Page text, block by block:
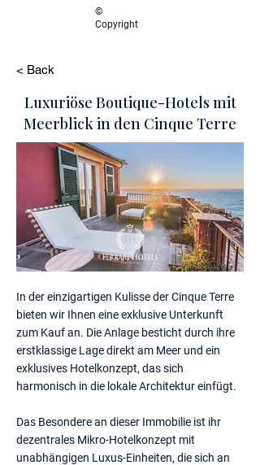
©
Copyright
< Back
Luxuriöse Boutique-Hotels mit
Meerblick in den Cinque Terre
In der einzigartigen Kulisse der Cinque Terre
bieten wir Ihnen eine exklusive Unterkunft
zum Kauf an. Die Anlage besticht durch ihre
erstklassige Lage direkt am Meer und ein
exklusives Hotelkonzept, das sich
harmonisch in die lokale Architektur einfügt.
Das Besondere an dieser Immobilie ist ihr
dezentrales Mikro-Hotelkonzept mit
unabhängigen Luxus-Einheiten, die sich an